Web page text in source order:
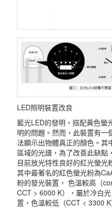
LED照明裝置改良
藍光LED的發明，搭配黃色螢
明的問題。然而，此裝置有
法顯示出物體真正的顏色。
區域的光譜，為了改善此缺點
目前放光特性良好的紅光螢光
其中最著名的紅色螢光粉為
粉的發光裝置， 色溫較高（
CCT > 6000 K），屬於冷白
置，色溫較低（CCT < 3300